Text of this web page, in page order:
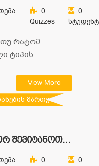
0
Quizzes
0
რატომ
ტიპის
კითხვებზე
View More
მართვა
შევიტანოთ
0
0